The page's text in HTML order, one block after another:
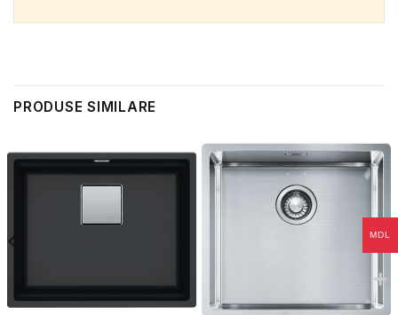
PRODUSE SIMILARE
MDL